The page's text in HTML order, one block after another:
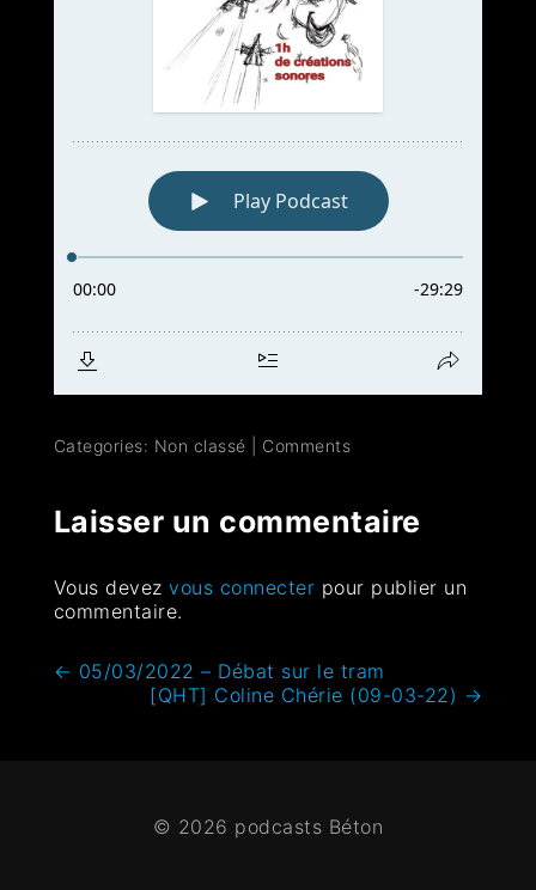
Categories: Non classé Comments
Laisser un commentaire
Vous devezvous connecter pour publier un
commentaire.
← 05/03/2022 – Débat sur le tram
[QHT] Coline Chérie (09-03-22) →
© 2026 podcasts Béton